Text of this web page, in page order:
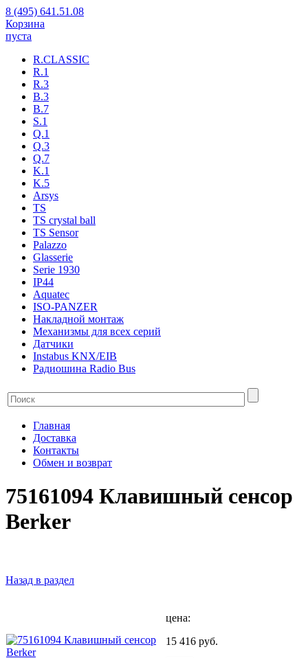
8 (495) 641.51.08
Корзина
пуста
R.CLASSIC
R.1
R.3
B.3
B.7
S.1
Q.1
Q.3
Q.7
K.1
K.5
Arsys
TS
TS crystal ball
TS Sensor
Palazzo
Glasserie
Serie 1930
IP44
Aquatec
ISO-PANZER
Накладной монтаж
Механизмы для всех серий
Датчики
Instabus KNX/EIB
Радиошина Radio Bus
Главная
Доставка
Контакты
Обмен и возврат
75161094 Клавишный сенсор
Berker
Назад в раздел
цена:
15 416 руб.